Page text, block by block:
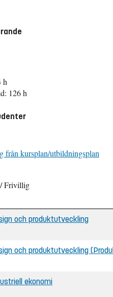
h
126 h
från kursplan/utbildningsplan
Frivillig
och produktutveckling
och produktutveckling
ekonomi